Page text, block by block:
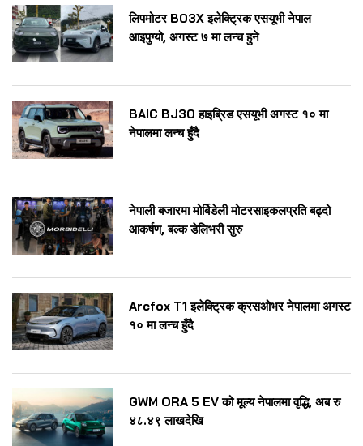
लिपमोटर B03X इलेक्ट्रिक एसयूभी नेपाल
आइपुग्यो, अगस्ट ७ मा लन्च हुने
BAIC BJ30 हाइब्रिड एसयूभी अगस्ट १० मा
नेपालमा लन्च हुँदै
नेपाली बजारमा मोर्बिडेली मोटरसाइकलप्रति बढ्दो
आकर्षण, बल्क डेलिभरी सुरु
Arcfox T1 इलेक्ट्रिक क्रसओभर नेपालमा अगस्ट
१० मा लन्च हुँदै
GWM ORA 5 EV को मूल्य नेपालमा वृद्धि, अब रु
४८.४९ लाखदेखि